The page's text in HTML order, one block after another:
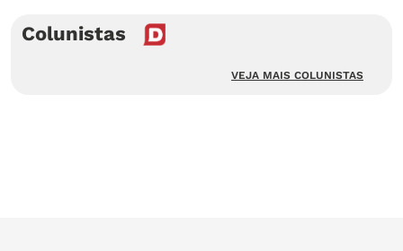
Colunistas
VEJA MAIS COLUNISTAS